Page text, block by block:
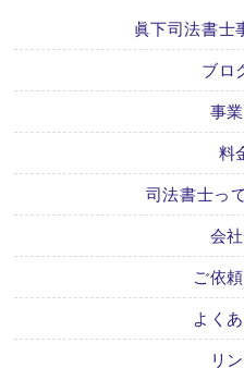
眞下司法書士
ブロ
事
料
司法書士っ
会
ご依
よく
リ